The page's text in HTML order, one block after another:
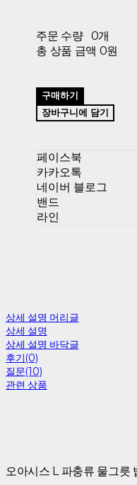
주문 수량
0개
총 상품 금액 0원
구매하기
장바구니에 담기
페이스북
카카오톡
네이버 블로그
밴드
라인
상세 설명 머리글
상세 설명
상세 설명 바닥글
후기(0)
질문(10)
관련 상품
오아시스 L 파충류 물그릇